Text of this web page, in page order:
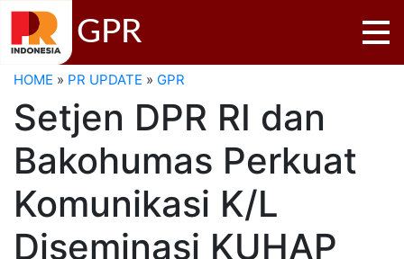
GPR
HOME » PR UPDATE » GPR
Setjen DPR RI dan
Bakohumas Perkuat
Komunikasi K/L
Diseminasi KUHAP